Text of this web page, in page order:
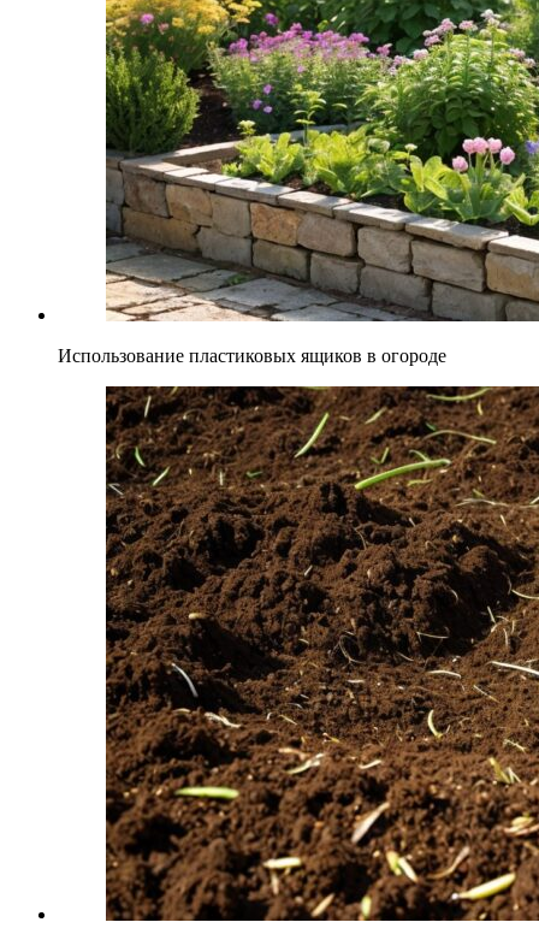
Использование пластиковых ящиков в огороде